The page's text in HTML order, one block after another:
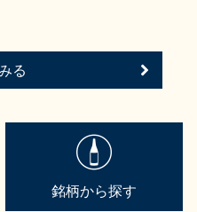
る
銘柄から探す